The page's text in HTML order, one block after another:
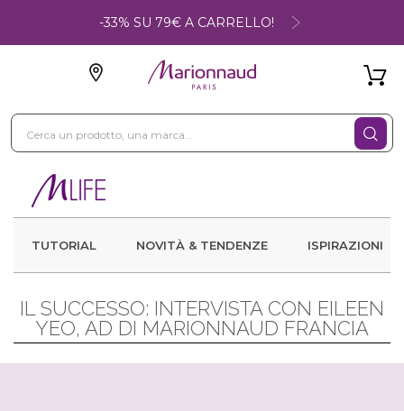
-33% SU 79€ A CARRELLO!
TUTORIAL NOVITÀ & TENDENZE ISPIRAZIONI
IL SUCCESSO: INTERVISTA CON EILEEN
YEO, AD DI MARIONNAUD FRANCIA